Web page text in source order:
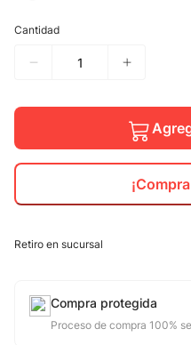
Cantidad
Retiro en sucursal
Compra protegida
Proceso de compra 100%